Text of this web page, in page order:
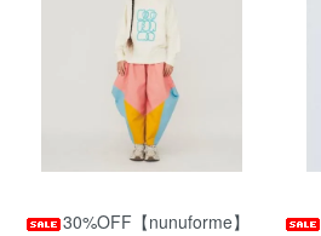
30%OFF【nunuforme】